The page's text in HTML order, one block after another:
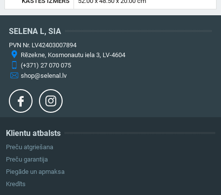
Klientu atbalsts
Preču atgriešana
Preču garantija
Piegāde un apmaksa
Kredīts
SELENA L, SIA
PVN Nr. LV42403007894
Rēzekne, Kosmonautu iela 3, LV-4604
(+371) 27 070 075
shop@selenal.lv